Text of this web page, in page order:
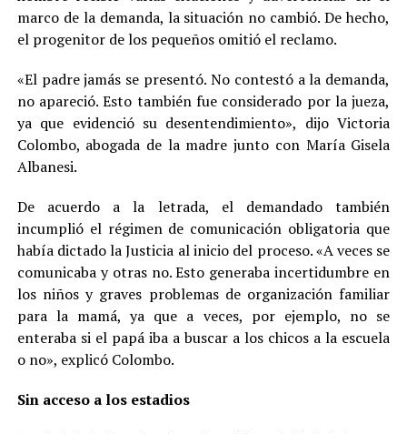
marco de la demanda, la situación no cambió. De hecho,
el progenitor de los pequeños omitió el reclamo.
«El padre jamás se presentó. No contestó a la demanda,
no apareció. Esto también fue considerado por la jueza,
ya que evidenció su desentendimiento», dijo Victoria
Colombo, abogada de la madre junto con María Gisela
Albanesi.
De acuerdo a la letrada, el demandado también
incumplió el régimen de comunicación obligatoria que
había dictado la Justicia al inicio del proceso. «A veces se
comunicaba y otras no. Esto generaba incertidumbre en
los niños y graves problemas de organización familiar
para la mamá, ya que a veces, por ejemplo, no se
enteraba si el papá iba a buscar a los chicos a la escuela
o no», explicó Colombo.
Sin acceso a los estadios